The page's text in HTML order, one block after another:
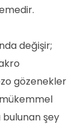
değişir;
gözenekler
şey